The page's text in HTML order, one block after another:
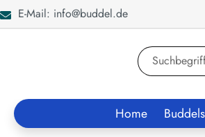
Zur Suche springen
E-Mail: info@buddel.de
Home